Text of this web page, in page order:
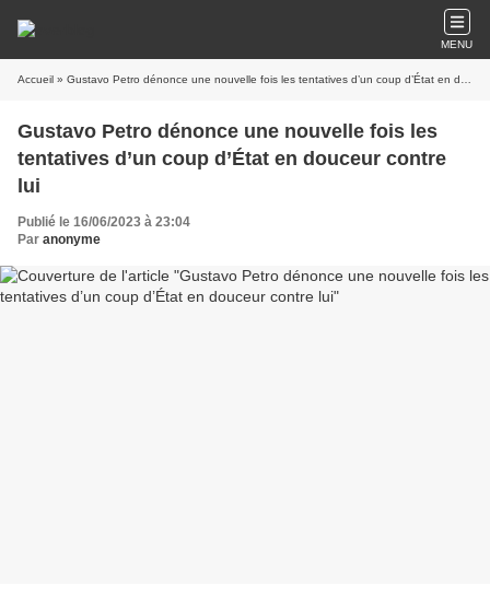
MENU
Accueil » Gustavo Petro dénonce une nouvelle fois les tentatives d’un coup d’État en douceur contre lui
Gustavo Petro dénonce une nouvelle fois les
tentatives d’un coup d’État en douceur contre
lui
Publié le 16/06/2023 à 23:04
Par anonyme